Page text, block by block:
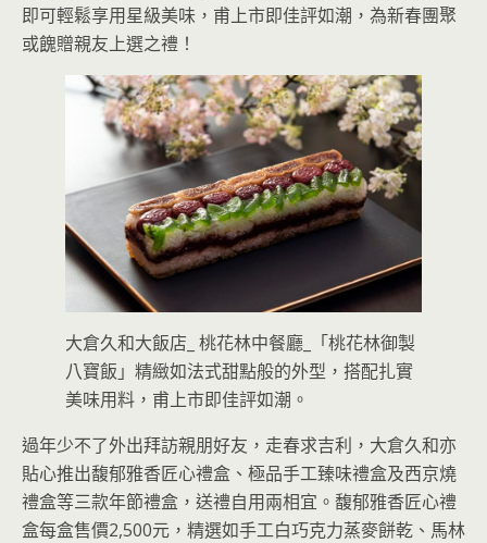
即可輕鬆享用星級美味，甫上市即佳評如潮，為新春團聚
或餽贈親友上選之禮！
大倉久和大飯店_ 桃花林中餐廳_「桃花林御製
八寶飯」精緻如法式甜點般的外型，搭配扎實
美味用料，甫上市即佳評如潮。
過年少不了外出拜訪親朋好友，走春求吉利，大倉久和亦
貼心推出馥郁雅香匠心禮盒、極品手工臻味禮盒及西京燒
禮盒等三款年節禮盒，送禮自用兩相宜。馥郁雅香匠心禮
盒每盒售價2,500元，精選如手工白巧克力蒸麥餅乾、馬林